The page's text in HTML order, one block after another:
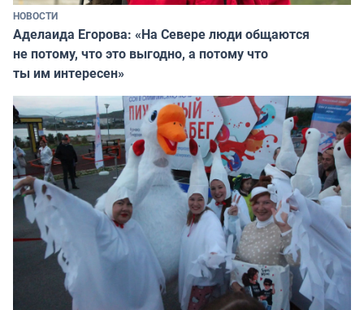
НОВОСТИ
Аделаида Егорова: «На Севере люди общаются
не потому, что это выгодно, а потому что
ты им интересен»